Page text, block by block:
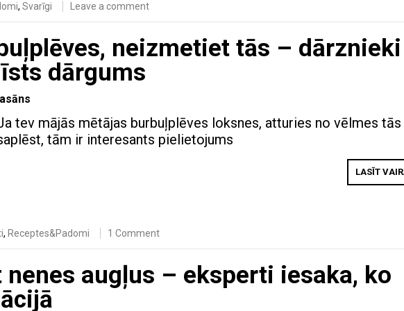
, Svarīgi Leave a comment
neizmetiet tās – dārznieki
dārgums
tev mājās mētājas burbuļplēves loksnes, atturies no vēlmes tās
tām ir interesants pielietojums
LASĪT
, Receptes&Padomi 1 Comment
nenes augļus – eksperti iesaka, ko